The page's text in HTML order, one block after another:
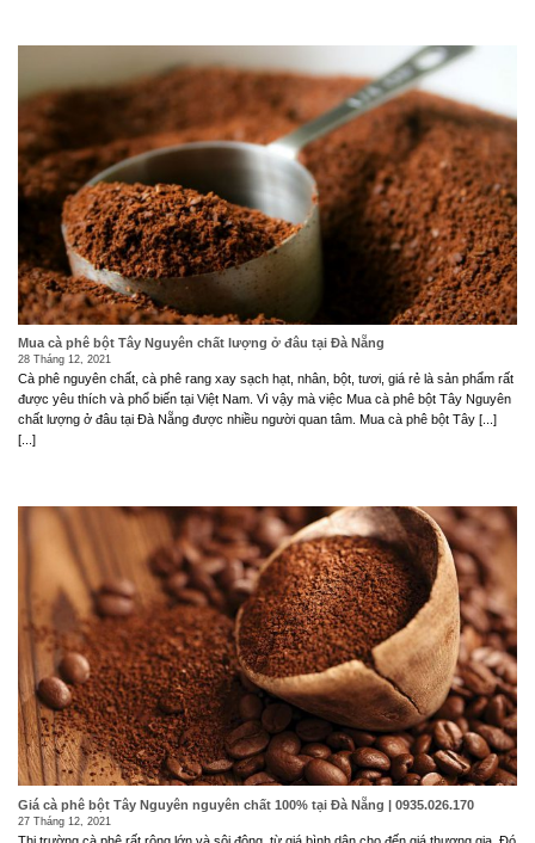
Mua cà phê bột Tây Nguyên chất lượng ở đâu tại Đà Nẵng
28 Tháng 12, 2021
Cà phê nguyên chất, cà phê rang xay sạch hạt, nhân, bột, tươi, giá rẻ là sản phẩm rất
được yêu thích và phổ biến tại Việt Nam. Vì vậy mà việc Mua cà phê bột Tây Nguyên
chất lượng ở đâu tại Đà Nẵng được nhiều người quan tâm. Mua cà phê bột Tây [...]
[...]
Giá cà phê bột Tây Nguyên nguyên chất 100% tại Đà Nẵng | 0935.026.170
27 Tháng 12, 2021